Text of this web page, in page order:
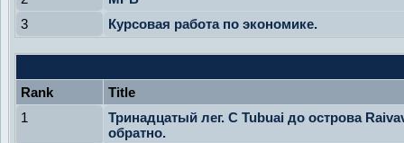
3
Курсовая работа по экономике.
Rank
Title
1
Тринадцатый лег. С Tubuai до острова
обратно.